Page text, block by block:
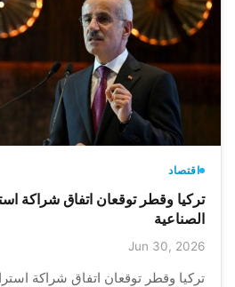
اقتصاد
تركيا وقطر توقعان اتفاق شراكة
الصناعية
Jun 30, 2026
تركيا وقطر توقعان اتفاق شراكة